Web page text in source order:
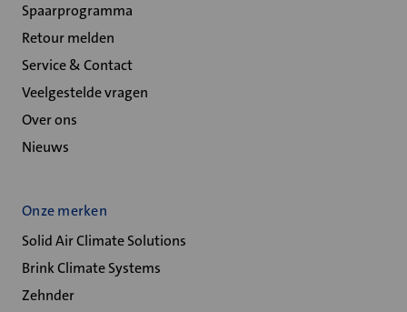
Spaarprogramma
Retour melden
Service & Contact
Veelgestelde vragen
Over ons
Nieuws
Onze merken
Solid Air Climate Solutions
Brink Climate Systems
Zehnder